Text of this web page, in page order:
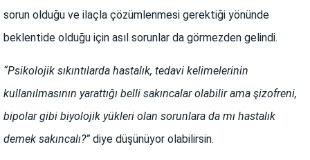
sorun olduğu ve ilaçla çözümlenmesi gerektiği yönünde
beklentide olduğu için asıl sorunlar da görmezden gelindi.
“Psikolojik sıkıntılarda hastalık, tedavi kelimelerinin
kullanılmasının yarattığı belli sakıncalar olabilir ama şizofreni,
bipolar gibi biyolojik yükleri olan sorunlara da mı hastalık
demek sakıncalı?” diye düşünüyor olabilirsin.